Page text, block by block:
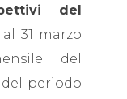
del
al 31 marzo
del
periodo